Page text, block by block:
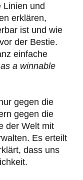
Linien und
erklären,
ist und wie
der Bestie.
einfache
a winnable
gegen die
gegen die
der Welt mit
Es erteilt
dass uns